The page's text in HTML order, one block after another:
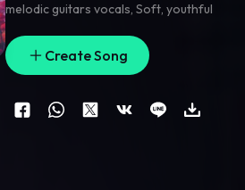
melodic guitars vocals, Soft, youthful
Create Song